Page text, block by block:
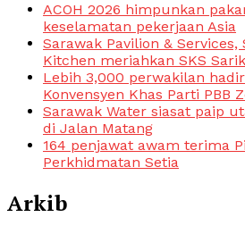
ACOH 2026 himpunkan
keselamatan pekerjaan Asia
Sarawak Pavilion & Services,
Kitchen meriahkan SKS
Lebih 3,000 perwakilan
Konvensyen Khas Parti PBB
Sarawak Water siasat paip
di Jalan Matang
164 penjawat awam terima
Perkhidmatan Setia
Arkib